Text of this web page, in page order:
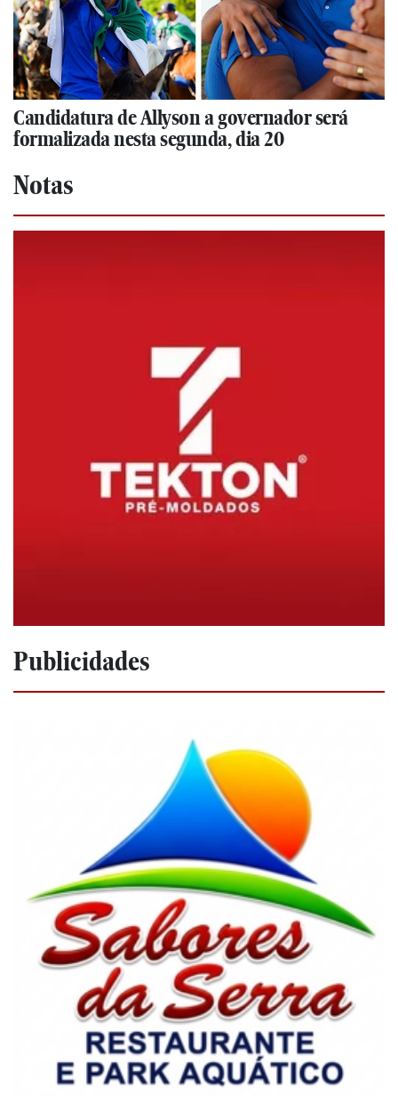
Candidatura de Allyson a governador será
formalizada nesta segunda, dia 20
Notas
Publicidades